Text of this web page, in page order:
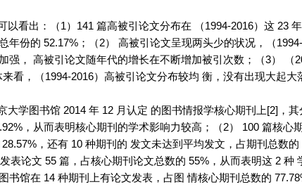
看出：（1）141 篇高被引论文分布在 （1994-2016）这 23
份的 52.17%；（2） 高被引论文呈现两头少的状况，（
， 高被引论文随年代的增长在不断增加被引次数；（3） （
看，（1994-2016）高被引论文分布较均 衡，没有出现大起大
学图书馆 2014 年 12 月认定 的图书情报学核心期刊上[2]，
，从而表明核心期刊的学术影响力较高；（2） 100 篇核心
，还有 10 种期刊的 发文未达到平均发文，占期刊总数
表论文 55 篇，占核心期刊论文总数的 55%，从而表明这 2
书馆在 14 种期刊上有论文发表，占图 情核心期刊总数的